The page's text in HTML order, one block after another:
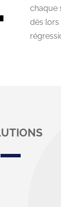
chaque
dès